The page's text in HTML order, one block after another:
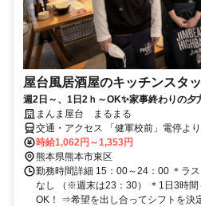
屋台風居酒屋のキッチンスタ
週2日～、1日2ｈ～OK✨家事終わりの夕
まんま屋台 まるまる
交通・アクセス 「健軍校前」電停よ
時給1,062円～1,353円
熊本県熊本市東区
勤務時間詳細 15：00～24：00 ＊ラ
なし （※週末は23：30） ＊1日3時間
OK！ ⇒希望を出し合ってシフトを決